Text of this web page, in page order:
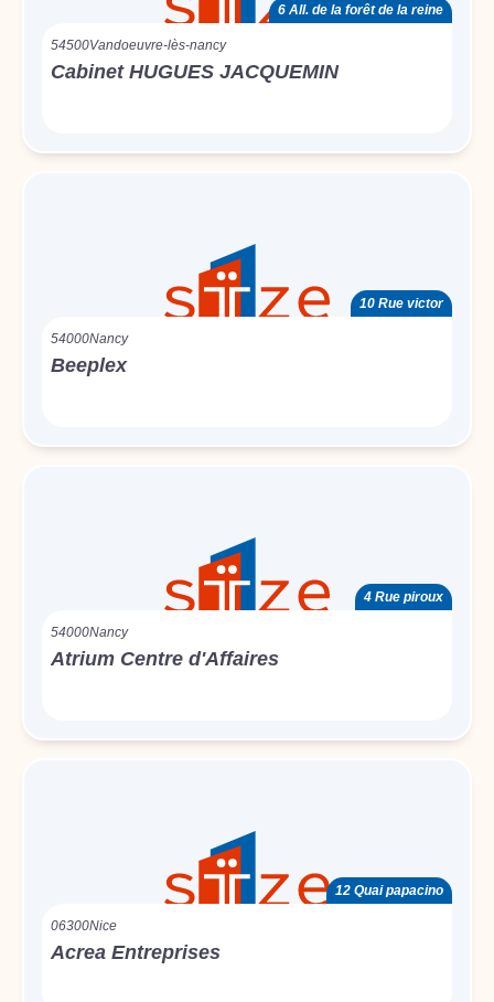
6 All. de la forêt de la reine
54500Vandoeuvre-lès-nancy
Cabinet HUGUES JACQUEMIN
10 Rue victor
54000Nancy
Beeplex
4 Rue piroux
54000Nancy
Atrium Centre d'Affaires
12 Quai papacino
06300Nice
Acrea Entreprises